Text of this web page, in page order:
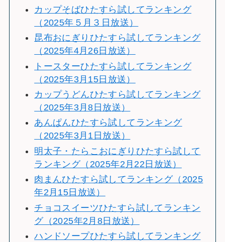
カップそばひたすら試してランキング
（2025年５月３日放送）
昆布おにぎりひたすら試してランキング
（2025年4月26日放送）
トースターひたすら試してランキング
（2025年3月15日放送）
カップうどんひたすら試してランキング
（2025年3月8日放送）
あんぱんひたすら試してランキング
（2025年3月1日放送）
明太子・たらこおにぎりひたすら試して
ランキング（2025年2月22日放送）
肉まんひたすら試してランキング（2025
年2月15日放送）
チョコスイーツひたすら試してランキン
グ（2025年2月8日放送）
ハンドソープひたすら試してランキング